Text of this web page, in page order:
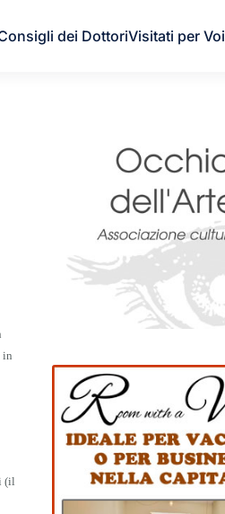
dei DottoriVisitati per Voi
in
(il